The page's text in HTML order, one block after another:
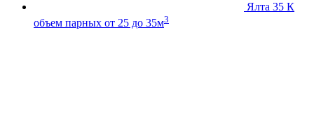
Ялта 35 К
объем парных от 25 до 35м3